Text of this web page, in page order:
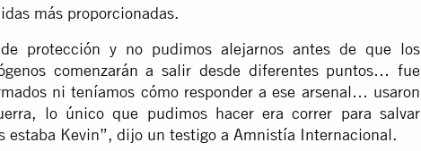
más proporcionadas.
protección y no pudimos alejarnos antes de que los
comenzarán a salir desde diferentes puntos… fue
ni teníamos cómo responder a ese arsenal… usaron
lo único que pudimos hacer era correr para salvar
estaba Kevin”, dijo un testigo a Amnistía Internacional.